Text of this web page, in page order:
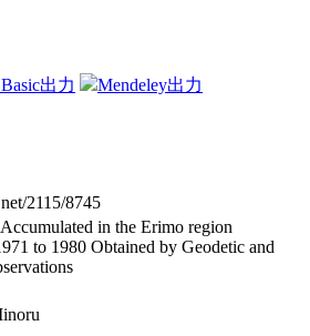
出力 Mendeley出力
2115/8745
in the Erimo region
to 1980 Obtained by Geodetic and